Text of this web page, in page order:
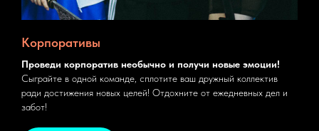
Корпоративы
Проведи корпоратив необычно и получи новые эмоции!
Сыграйте в одной команде, сплотите ваш дружный коллектив
ради достижения новых целей! Отдохните от ежедневных дел и
забот!